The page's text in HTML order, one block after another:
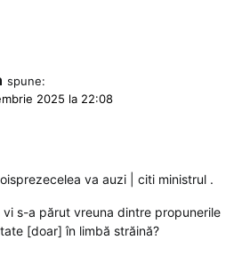
spune:
2025 la 22:08
va auzi | citi ministrul .
s-a părut vreuna dintre propunerile
[doar] în limbă străină?